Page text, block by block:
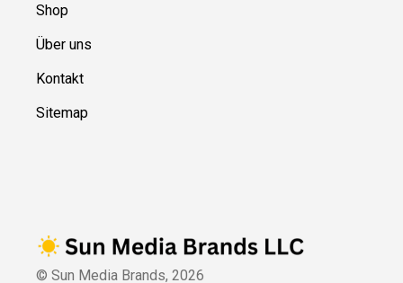
Shop
Über uns
Kontakt
Sitemap
© Sun Media Brands, 2026